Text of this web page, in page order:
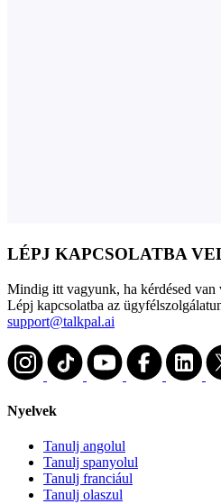
LÉPJ KAPCSOLATBA
Mindig itt vagyunk, ha kérdésed van
Lépj kapcsolatba az
support@talkpal.ai
Nyelvek
Tanulj angolul
Tanulj spanyolul
Tanulj franciául
Tanulj olaszul